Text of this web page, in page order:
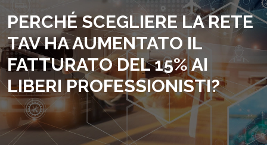
PERCHÉ SCEGLIERE LA RETE
TAV HA AUMENTATO IL
FATTURATO DEL 15% AI
LIBERI PROFESSIONISTI?